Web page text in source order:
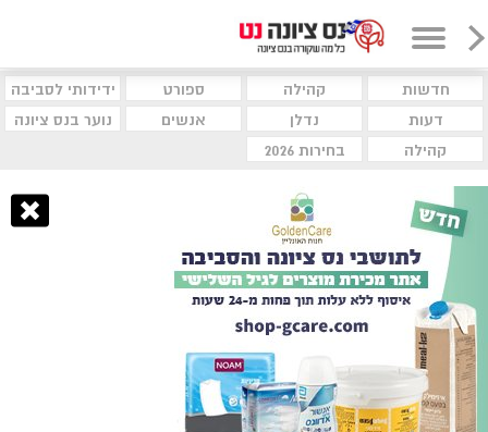
חדשות קהילה ספורט
ידידותי לסביבה
דעות
נדלן אנשים
נוער בנס ציונה
קהילה
בחירות 2026